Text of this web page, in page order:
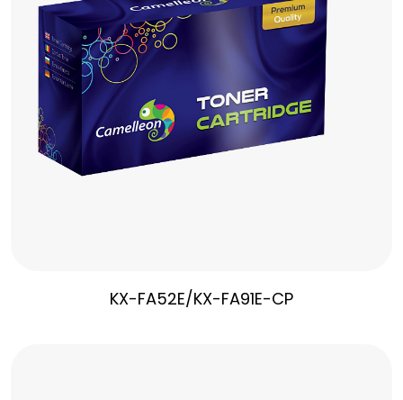
KX-FA52E/KX-FA91E-CP